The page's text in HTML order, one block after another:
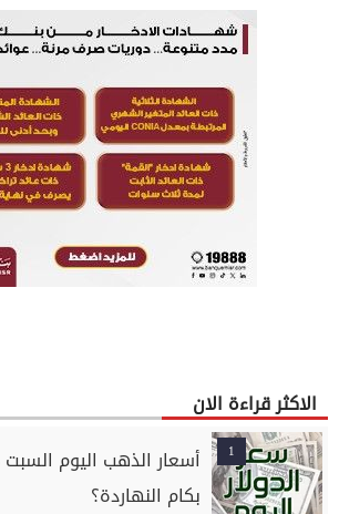
الاكثر قراءة الان
1
بكام النهاردة؟